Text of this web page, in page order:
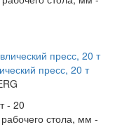
пресс, 20 т
- 20
стола, мм -